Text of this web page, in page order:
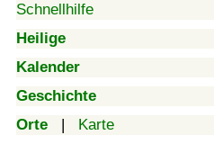
Schnellhilfe
Heilige
Kalender
Geschichte
Orte | Karte